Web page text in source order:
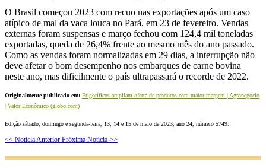
O Brasil começou 2023 com recuo nas exportações após um caso
atípico de mal da vaca louca no Pará, em 23 de fevereiro. Vendas
externas foram suspensas e março fechou com 124,4 mil toneladas
exportadas, queda de 26,4% frente ao mesmo mês do ano passado.
Como as vendas foram normalizadas em 29 dias, a interrupção não
deve afetar o bom desempenho nos embarques de carne bovina
neste ano, mas dificilmente o país ultrapassará o recorde de 2022.
Originalmente publicado em: Frigoríficos ampliam oferta de produtos com maior margem | Agronegócio
| Valor Econômico (globo.com)
Edição sábado, domingo e segunda-feira, 13, 14 e 15 de maio de 2023, ano 24, número 5749.
<< Notícia Anterior Próxima Notícia >>